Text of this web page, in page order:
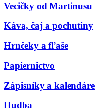
Vecičky od Martinusu
Káva, čaj a pochutiny
Hrnčeky a fľaše
Papiernictvo
Zápisníky a kalendáre
Hudba